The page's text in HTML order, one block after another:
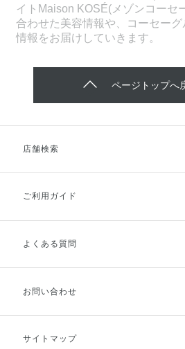
イトMaison KOSÉ(メゾンコーセ
合わせた美容情報や、コーセー
情報をお届けしていきます。
ページトップへ
店舗検索
ご利用ガイド
ご利用ガイドトップ
お支払方法
キャンセル・返品・交換
よくある質問
お問い合わせ
サイトマップ